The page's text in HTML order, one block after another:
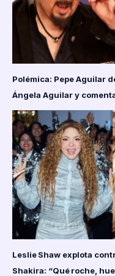
Polémica: Pepe Aguilar
Ángela Aguilar y
Leslie Shaw explota
Shakira: “Qué roche,